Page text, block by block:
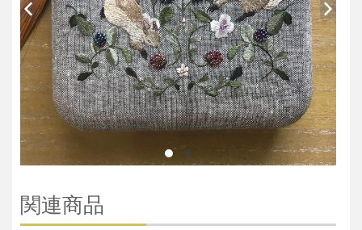
関連商品